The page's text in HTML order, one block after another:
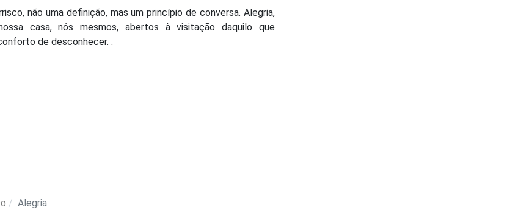
não uma definição, mas um princípio de conversa. Alegria,
casa, nós mesmos, abertos à visitação daquilo que
de desconhecer. .
Alegria